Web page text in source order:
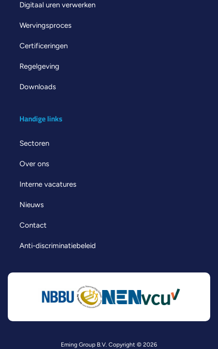
Digitaal uren verwerken
Wervingsproces
Certificeringen
Regelgeving
Downloads
Handige links
Sectoren
Over ons
Interne vacatures
Nieuws
Contact
Anti-discriminatiebeleid
Eming Group B.V. Copyright © 2026